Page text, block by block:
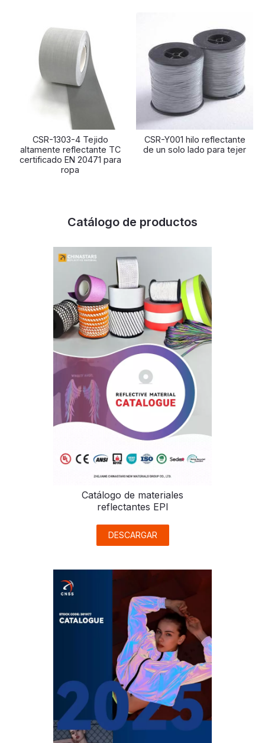
CSR-1303-4 Tejido
altamente reflectante TC
certificado EN 20471 para
ropa
CSR-Y001 hilo reflectante
de un solo lado para tejer
Catálogo de productos
Catálogo de materiales
reflectantes EPI
DESCARGAR